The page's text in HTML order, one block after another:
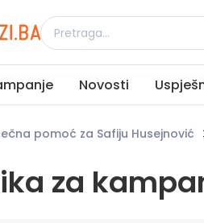
Novosti
pomoć za Safiju Husejnović
za